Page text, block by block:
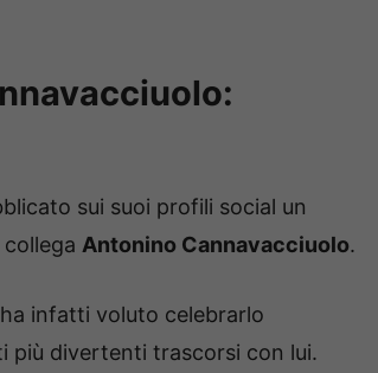
sui suoi profili social un
Antonino Cannavacciuolo.
infatti voluto celebrarlo
più divertenti trascorsi con lui.